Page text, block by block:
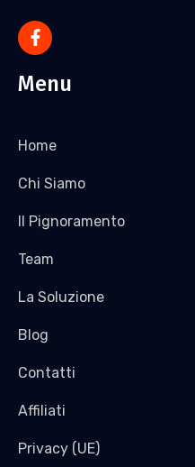
Menu
Home
Chi Siamo
Il Pignoramento
Team
La Soluzione
Blog
Contatti
Affiliati
Privacy (UE)